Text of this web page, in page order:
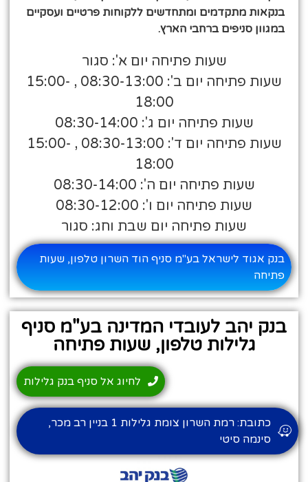
בנקאות מתקדמים ומתחדשים ללקוחות פרטיים ועסקיים
במגוון סניפים ברחבי הארץ.
שעות פתיחה יום א': סגור
שעות פתיחה יום ב': 08:30-13:00 , 15:00-
18:00
שעות פתיחה יום ג': 08:30-14:00
שעות פתיחה יום ד': 08:30-13:00 , 15:00-
18:00
שעות פתיחה יום ה': 08:30-14:00
שעות פתיחה יום ו': 08:30-12:00
שעות פתיחה יום שבת וחג: סגור
בנק אגוד לישראל בע"מ סניף הוד השרון טלפון, שעות
פתיחה
בנק יהב לעובדי המדינה בע"מ סניף
גלילות טלפון, שעות פתיחה
לחיוג אל סניף בנק גלילות
כתובת: רמת השרון צומת גלילות 1 בניין רב מכר,
סינמה סיטי